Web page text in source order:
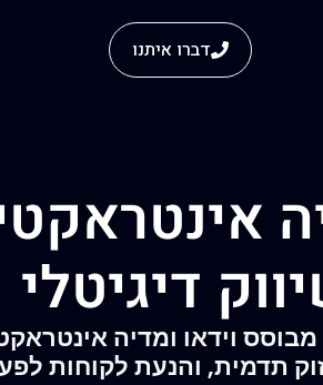
דברו איתנו
דיגיטלי
המהיר של 2024-2025, תוכן מבוסס וידאו
תדמית, והנעת לקוחות